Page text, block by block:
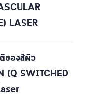
LASER
ของสีผิว
(Q-SWITCHED